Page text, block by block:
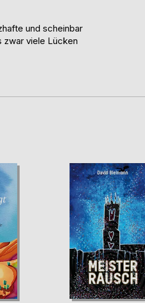
und scheinbar
zwar viele Lücken